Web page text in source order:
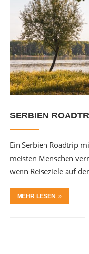
SERBIEN
Ein Serbien Roadtrip
meisten Menschen
wenn Reiseziele auf
MEHR LESEN